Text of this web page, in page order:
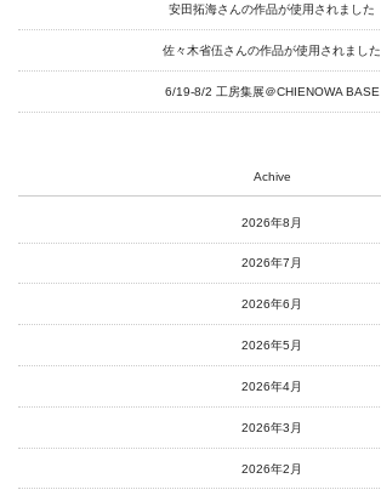
online-shop
art center syu
アートサポートセンター
社会福祉法人みぬま福祉会
安田拓海さんの作品が使用されました
佐々木省伍さんの作品が使用されました
6/19-8/2 工房集展＠CHIENOWA BASE
Achive
2026年8月
2026年7月
2026年6月
2026年5月
2026年4月
2026年3月
2026年2月